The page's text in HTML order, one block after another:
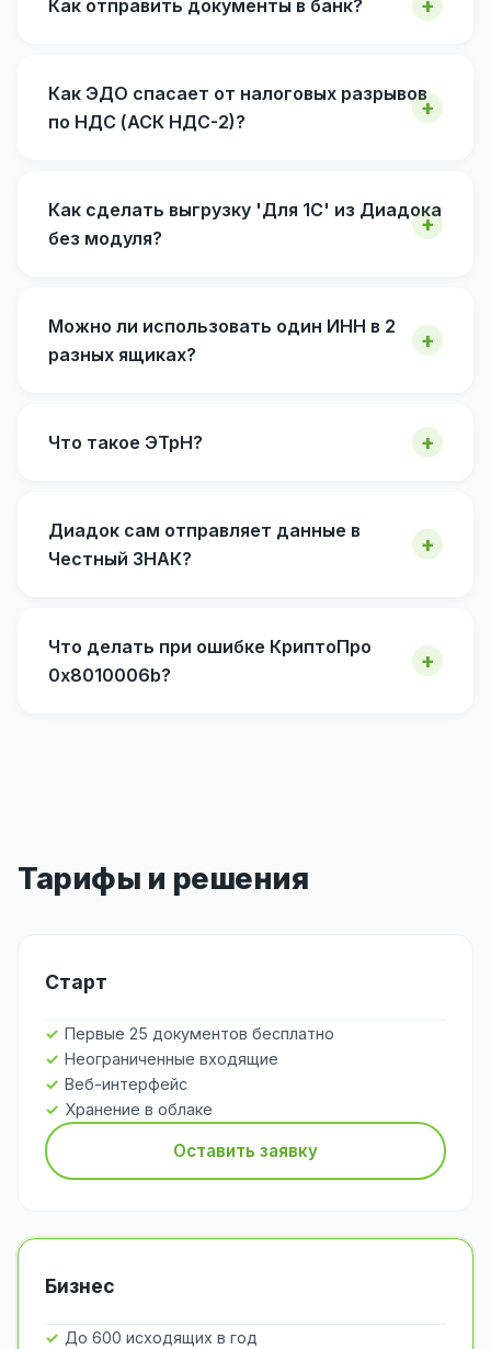
Как отправить документы в банк?
Как ЭДО спасает от налоговых разрывов
по НДС (АСК НДС-2)?
Как сделать выгрузку 'Для 1С' из Диадока
без модуля?
Можно ли использовать один ИНН в 2
разных ящиках?
Что такое ЭТрН?
Диадок сам отправляет данные в
Честный ЗНАК?
Что делать при ошибке КриптоПро
0x8010006b?
Тарифы и решения
Старт
Первые 25 документов бесплатно
Неограниченные входящие
Веб-интерфейс
Хранение в облаке
Оставить заявку
Бизнес
До 600 исходящих в год